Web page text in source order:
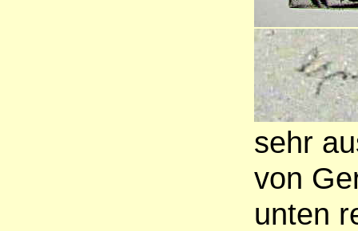
sehr
von
unten